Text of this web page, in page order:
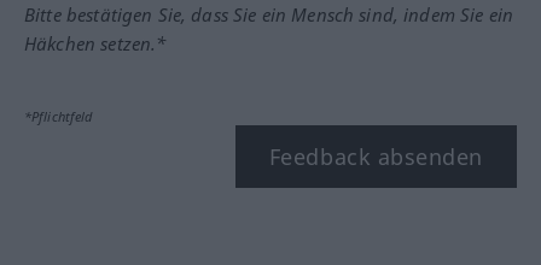
Bitte bestätigen Sie, dass Sie ein Mensch sind, indem Sie ein
Häkchen setzen.*
*Pflichtfeld
Feedback absenden